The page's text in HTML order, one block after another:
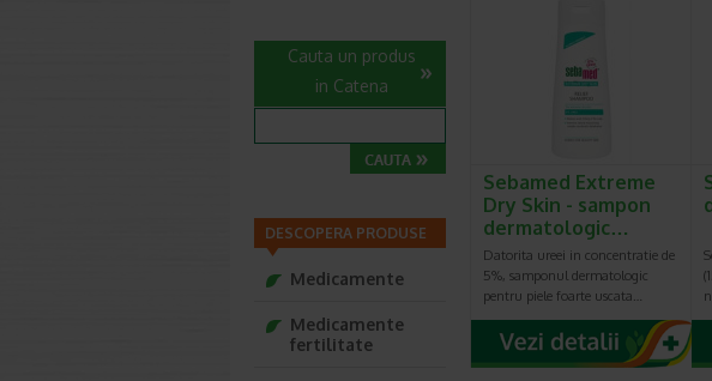
Sebamed Extreme
Dry Skin - sampon
dermatologic…
Datorita ureei in concentratie de
5%, samponul dermatologic
pentru piele foarte uscata…
Cauta un produs
in Catena
DESCOPERA PRODUSE
Medicamente
Medicamente
fertilitate